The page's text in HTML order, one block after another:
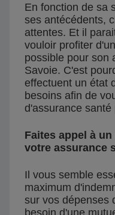
En fonction de sa
ses antécédents,
attentes. Et il
vouloir profiter
possible pour son
Savoie. C'est
effectuent un état
besoins afin de
d'assurance santé
Faites appel à
votre assurance
Il vous semble
maximum
sur vos dépenses
besoin d'une